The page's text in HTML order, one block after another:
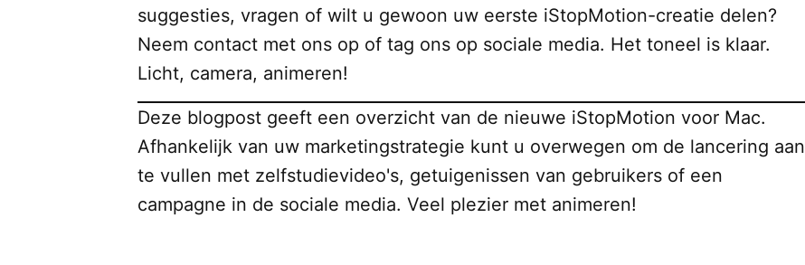
suggesties, vragen of wilt u gewoon uw eerste iStopMotion-creatie delen?
Neem contact met ons op of tag ons op sociale media. Het toneel is klaar.
Licht, camera, animeren!
Deze blogpost geeft een overzicht van de nieuwe iStopMotion voor Mac.
Afhankelijk van uw marketingstrategie kunt u overwegen om de lancering aan
te vullen met zelfstudievideo's, getuigenissen van gebruikers of een
campagne in de sociale media. Veel plezier met animeren!